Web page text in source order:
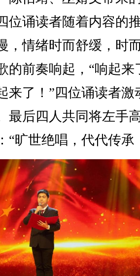
位诵读者随着内容的
，情绪时而舒缓，时
的前奏响起，“响起来
来了！”四位诵读者激
最后四人共同将左手
“旷世绝唱，代代传承